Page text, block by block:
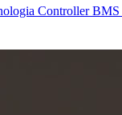
Controller BMS